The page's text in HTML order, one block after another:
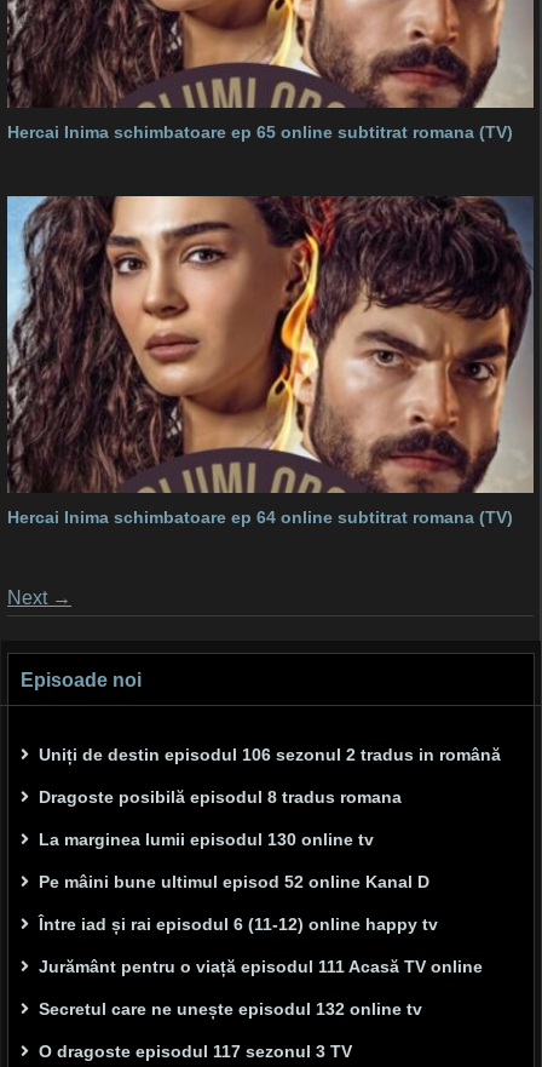
Hercai Inima schimbatoare ep 65 online subtitrat romana (TV)
Hercai Inima schimbatoare ep 64 online subtitrat romana (TV)
Posts
Next →
Episoade noi
Uniți de destin episodul 106 sezonul 2 tradus in română
Dragoste posibilă episodul 8 tradus romana
La marginea lumii episodul 130 online tv
Pe mâini bune ultimul episod 52 online Kanal D
Între iad și rai episodul 6 (11-12) online happy tv
Jurământ pentru o viață episodul 111 Acasă TV online
Secretul care ne unește episodul 132 online tv
O dragoste episodul 117 sezonul 3 TV